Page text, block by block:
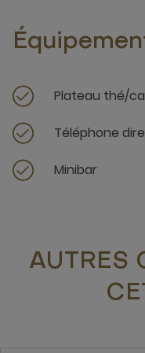
Plateau thé/
Téléphone
Minibar
AUTRES